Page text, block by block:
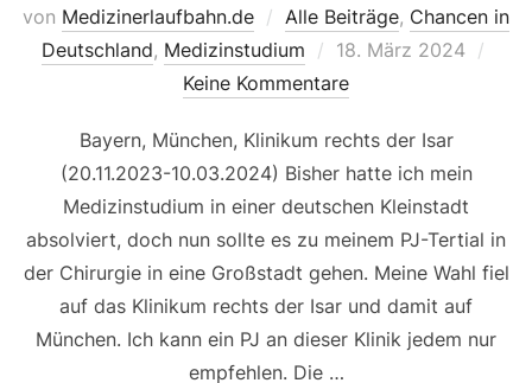
von Medizinerlaufbahn.de Alle Beiträge, Chancen in
Deutschland, Medizinstudium
Veröffentlicht
am
18. März 2024
Keine Kommentare
Bayern, München, Klinikum rechts der Isar
(20.11.2023-10.03.2024) Bisher hatte ich mein
Medizinstudium in einer deutschen Kleinstadt
absolviert, doch nun sollte es zu meinem PJ-Tertial in
der Chirurgie in eine Großstadt gehen. Meine Wahl fiel
auf das Klinikum rechts der Isar und damit auf
München. Ich kann ein PJ an dieser Klinik jedem nur
empfehlen. Die …